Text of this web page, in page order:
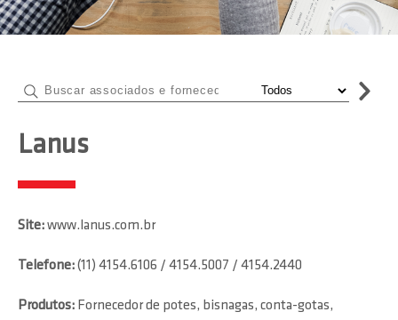
Lanus
Site:www.lanus.com.br
Telefone:(11) 4154.6106 / 4154.5007 / 4154.2440
Produtos: Fornecedor de potes, bisnagas, conta-gotas,